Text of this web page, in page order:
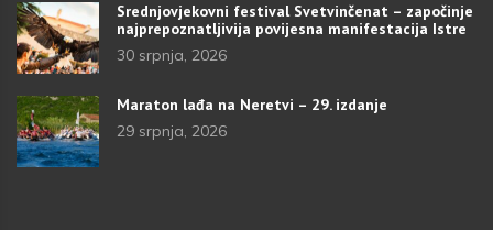
Srednjovjekovni festival Svetvinčenat – započinje
najprepoznatljivija povijesna manifestacija Istre
30 srpnja, 2026
Maraton lađa na Neretvi – 29. izdanje
29 srpnja, 2026